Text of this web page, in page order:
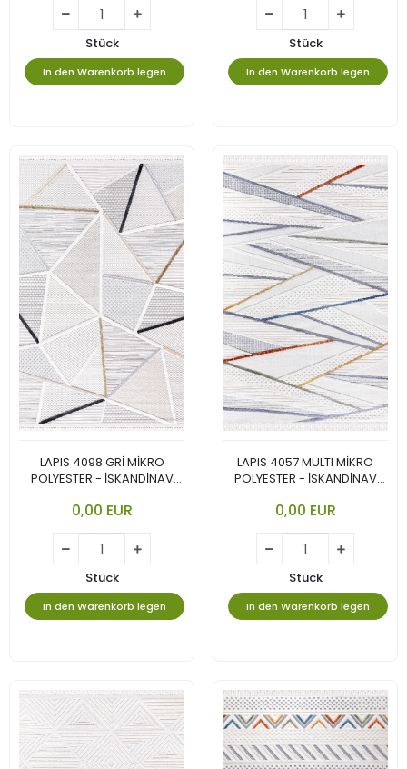
Stück
In den Warenkorb legen
Stück
In den Warenkorb legen
LAPIS 4098 GRİ MİKRO
POLYESTER - İSKANDİNAV
YORUMU.
0,00 EUR
Stück
In den Warenkorb legen
LAPIS 4057 MULTI MİKRO
POLYESTER - İSKANDİNAV
YORUMU.
0,00 EUR
Stück
In den Warenkorb legen